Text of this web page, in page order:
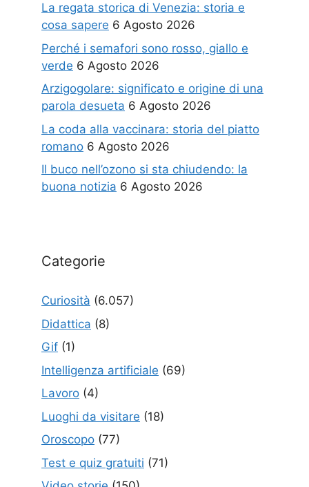
La regata storica di Venezia: storia e
cosa sapere 6 Agosto 2026
Perché i semafori sono rosso, giallo e
verde 6 Agosto 2026
Arzigogolare: significato e origine di una
parola desueta 6 Agosto 2026
La coda alla vaccinara: storia del piatto
romano 6 Agosto 2026
Il buco nell’ozono si sta chiudendo: la
buona notizia 6 Agosto 2026
Categorie
Curiosità (6.057)
Didattica (8)
Gif (1)
Intelligenza artificiale (69)
Lavoro (4)
Luoghi da visitare (18)
Oroscopo (77)
Test e quiz gratuiti (71)